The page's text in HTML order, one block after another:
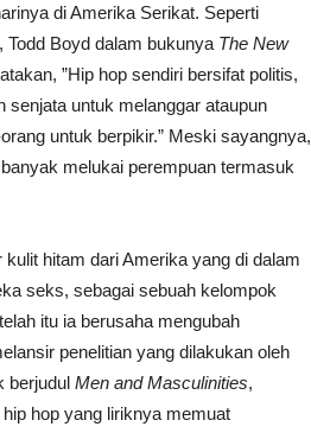
di Amerika Serikat. Seperti
Todd Boyd dalam bukunya The New
”Hip hop sendiri bersifat politis,
senjata untuk melanggar ataupun
untuk berpikir.” Meski sayangnya,
melukai perempuan termasuk
hitam dari Amerika yang di dalam
seks, sebagai sebuah kelompok
itu ia berusaha mengubah
penelitian yang dilakukan oleh
berjudul Men and Masculinities,
hop yang liriknya memuat